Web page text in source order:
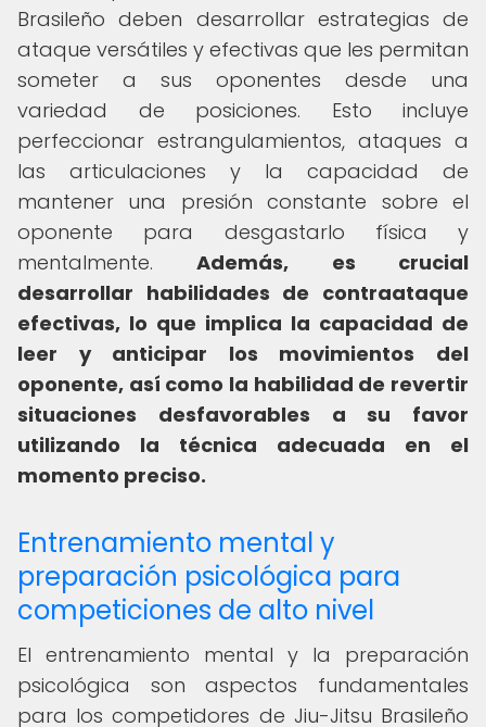
Brasileño deben desarrollar estrategias de
ataque versátiles y efectivas que les permitan
someter a sus oponentes desde una
variedad de posiciones. Esto incluye
perfeccionar estrangulamientos, ataques a
las articulaciones y la capacidad de
mantener una presión constante sobre el
oponente para desgastarlo física y
mentalmente.Además, es crucial
desarrollar habilidades de contraataque
efectivas, lo que implica la capacidad de
leer y anticipar los movimientos del
oponente, así como la habilidad de revertir
situaciones desfavorables a su favor
utilizando la técnica adecuada en el
momento preciso.
Entrenamiento mental y
preparación psicológica para
competiciones de alto nivel
El entrenamiento mental y la preparación
psicológica son aspectos fundamentales
para los competidores de Jiu-Jitsu Brasileño